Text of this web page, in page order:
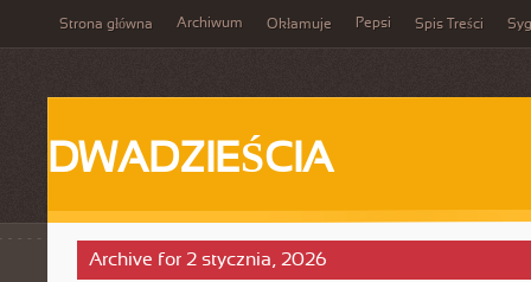
Strona główna Archiwum Okłamuje Pepsi Spis Treści
DWADZIEŚCIA
Archive for 2 stycznia, 2026